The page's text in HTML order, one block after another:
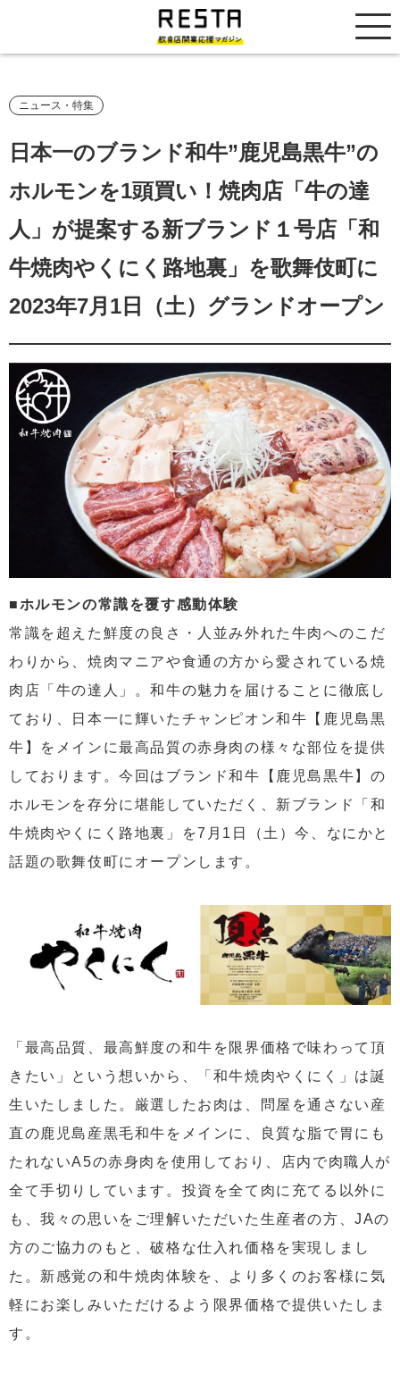
居抜き売却市場
ニュース・特集
日本一のブランド和牛”鹿児島黒牛”の
ホルモンを1頭買い！焼肉店「牛の達
人」が提案する新ブランド１号店「和
牛焼肉やくにく路地裏」を歌舞伎町に
2023年7月1日（土）グランドオープン
■ホルモンの常識を覆す感動体験
常識を超えた鮮度の良さ・人並み外れた牛肉へのこだ
わりから、焼肉マニアや食通の方から愛されている焼
肉店「牛の達人」。和牛の魅力を届けることに徹底し
ており、日本一に輝いたチャンピオン和牛【鹿児島黒
牛】をメインに最高品質の赤身肉の様々な部位を提供
しております。今回はブランド和牛【鹿児島黒牛】の
ホルモンを存分に堪能していただく、新ブランド「和
牛焼肉やくにく路地裏」を7月1日（土）今、なにかと
話題の歌舞伎町にオープンします。
「最高品質、最高鮮度の和牛を限界価格で味わって頂
きたい」という想いから、「和牛焼肉やくにく」は誕
生いたしました。厳選したお肉は、問屋を通さない産
直の鹿児島産黒毛和牛をメインに、良質な脂で胃にも
たれないA5の赤身肉を使用しており、店内で肉職人が
全て手切りしています。投資を全て肉に充てる以外に
も、我々の思いをご理解いただいた生産者の方、JAの
方のご協力のもと、破格な仕入れ価格を実現しまし
た。新感覚の和牛焼肉体験を、より多くのお客様に気
軽にお楽しみいただけるよう限界価格で提供いたしま
す。